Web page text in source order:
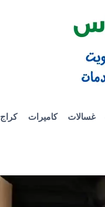
غسالات كاميرات كراج